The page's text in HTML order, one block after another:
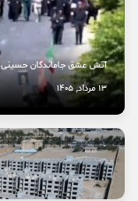
آتش عشق جاماندگان حسینی
13 مرداد, 1405